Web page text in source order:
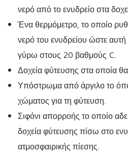
νερό από το ενυδρείο στα
Ένα θερμόμετρο, το οποίο
νερό του ενυδρείου ώστε αυτή
γύρω στους 20 βαθμούς C.
Δοχεία φύτευσης στα οποία
Υπόστρωμα από άργιλο το
χώματος για τη φύτευση.
Σιφόνι απορροής το οποίο
δοχεία φύτευσης πίσω στο
ατμοσφαιρικής πίεσης.